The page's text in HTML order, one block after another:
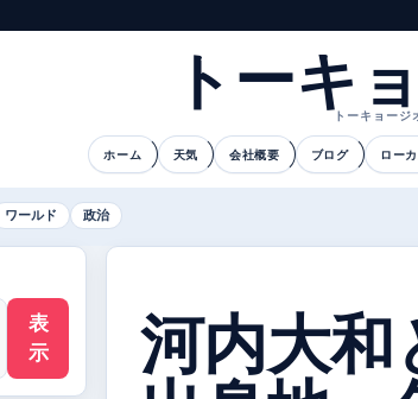
トーキトーキョージ
ホーム 天気 会社概要 ブログ ロー
ワールド 政治
河内大和
表
示